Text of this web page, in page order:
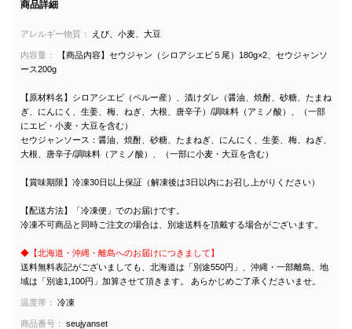
商品詳細
アレルギー物質： えび、小麦、大豆
内容量：
【商品内容】セウジャン（シロアシエビ５尾）180g×2、セウジャンソ
ース200g
【原材料名】シロアシエビ（ペルー産）、漬けダレ（醤油、焼酎、砂糖、たまね
ぎ、にんにく、生姜、梅、ねぎ、大根、唐辛子）/調味料（アミノ酸）、（一部
にエビ・小麦・大豆を含む）
セウジャンソース：醤油、焼酎、砂糖、たまねぎ、にんにく、生姜、梅、ねぎ、
大根、唐辛子/調味料（アミノ酸）、（一部に小麦・大豆を含む）
【賞味期限】冷凍30日以上保証（解凍後は3日以内にお召し上がりください）
【配送方法】「冷凍便」でのお届けです。
冷凍不可商品と同時ご注文の場合は、別途送料を頂戴する場合がございます。
◆【北海道・沖縄・離島へのお届けにつきまして】
送料無料表記がございましても、北海道は「別途550円」、沖縄・一部離島、地
域は「別途1,100円」加算させて頂きます。 あらかじめご了承くださいませ。
温度帯： 冷凍
商品番号： seujyanset